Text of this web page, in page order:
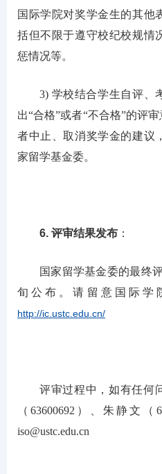
国际学院对奖学金生的其他
括但不限于遵守校纪校规情
惩情况等。
3) 学校结合学生自评、
出“合格”或者“不合格”的评
者中止、取消奖学金的建议
家留学基金委。
6. 评审结果发布 ：
国家留学基金委的最终
旬公布。请留意国际学
http://ic.ustc.edu.cn/
评审过程中，如有任何
（63600692）、朱静文（
iso@ustc.edu.cn